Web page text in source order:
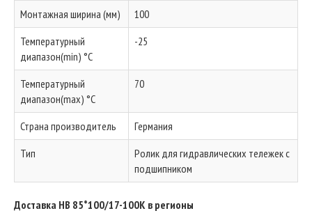
Монтажная ширина (мм)
100
Температурный
диапазон(min) °C
-25
Температурный
диапазон(max) °C
70
Страна производитель
Германия
Тип
Ролик для гидравлических тележек с
подшипником
Доставка HB 85*100/17-100K в регионы